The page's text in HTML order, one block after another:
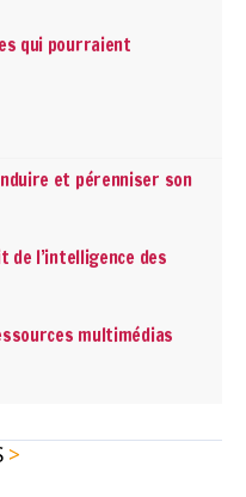
qui pourraient
et pérenniser son
l’intelligence des
multimédias